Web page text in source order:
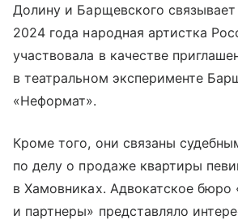
Долину и Барщевского
2024 года народная артистка
участвовала в качестве
в театральном эксперименте
«Неформат».
Кроме того, они связаны
по делу о продаже квартиры
в Хамовниках. Адвокатское
и партнеры» представляло